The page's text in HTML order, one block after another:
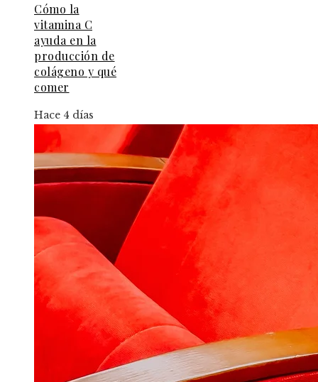
Cómo la
vitamina C
ayuda en la
producción de
colágeno y qué
comer
Hace 4 días